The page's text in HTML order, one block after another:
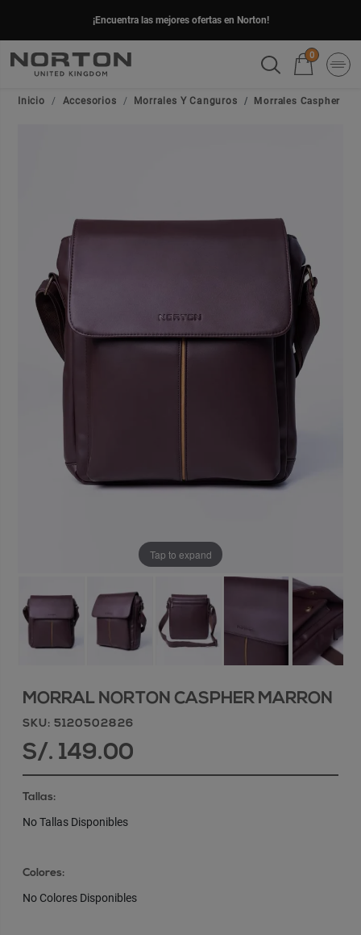
¡Encuentra las mejores ofertas en Norton!
0
Inicio Accesorios Morrales Y Canguros Morrales Caspher
Tap to expand
MORRAL NORTON CASPHER MARRON
SKU: 5120502826
S/. 149.00
Tallas:
No Tallas Disponibles
Colores:
No Colores Disponibles